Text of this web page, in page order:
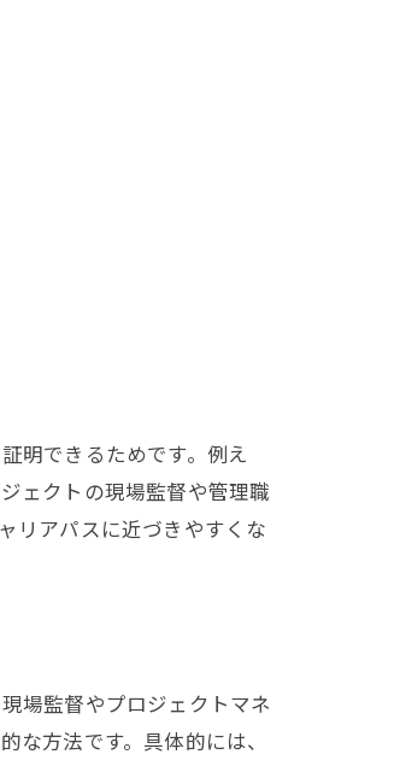
明できるためです。例え
ェクトの現場監督や管理職
リアパスに近づきやすくな
場監督やプロジェクトマネ
方法です。具体的には、